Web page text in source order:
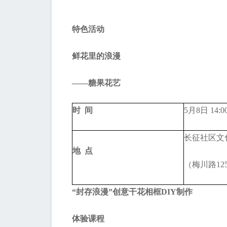
特色活动
鲜花里的浪漫
——糖果花艺
时 间 5月8日
地 点
长征社区文
（梅川路
“封存浪漫”创意干花相框DIY制作
体验课程